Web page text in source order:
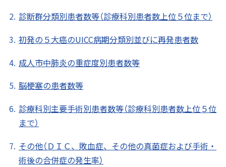
診断群分類別患者数等（診療科別患者数上位５位まで）
初発の５大癌のUICC病期分類別並びに再発患者数
成人市中肺炎の重症度別患者数等
脳梗塞の患者数等
診療科別主要手術別患者数等（診療科別患者数上位５位
まで）
その他（ＤＩＣ、敗血症、その他の真菌症および手術・
術後の合併症の発生率）